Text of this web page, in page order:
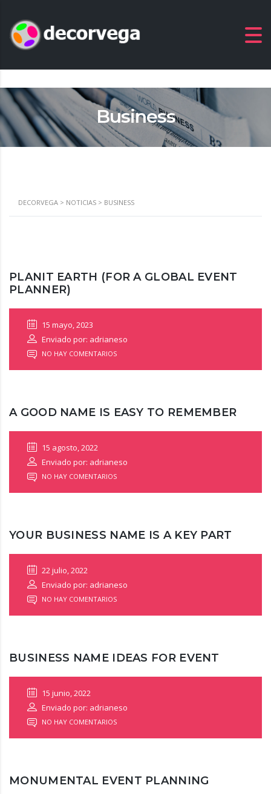
Business
DECORVEGA > NOTICIAS > BUSINESS
PLANIT EARTH (FOR A GLOBAL EVENT
PLANNER)
15 mayo, 2023
Enviado por: adrianeso
NO HAY COMENTARIOS
A GOOD NAME IS EASY TO REMEMBER
15 agosto, 2022
Enviado por: adrianeso
NO HAY COMENTARIOS
YOUR BUSINESS NAME IS A KEY PART
22 julio, 2022
Enviado por: adrianeso
NO HAY COMENTARIOS
BUSINESS NAME IDEAS FOR EVENT
15 junio, 2022
Enviado por: adrianeso
NO HAY COMENTARIOS
MONUMENTAL EVENT PLANNING